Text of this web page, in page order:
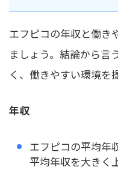
エフピコの年収と働き
ましょう。結論から言
く、働きやすい環境を
年収
エフピコの平均年
平均年収を大きく